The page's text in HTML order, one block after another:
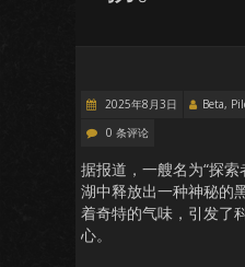
2025年8月3日 Beta,
0 条评论
据报道，一艘名为“探
湖中释放出一种神秘的
着奇特的气味，引发了
心。